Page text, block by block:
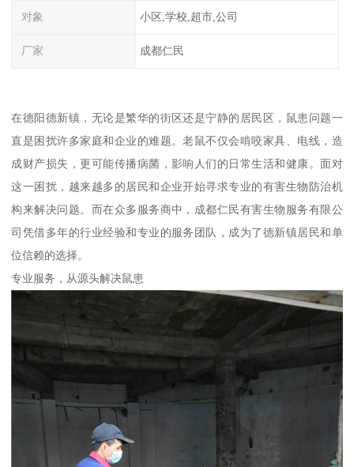
对象 小区,学校,超市,公司
厂家 成都仁民
在德阳德新镇，无论是繁华的街区还是宁静的居民区，鼠患问题一
直是困扰许多家庭和企业的难题。老鼠不仅会啃咬家具、电线，造
成财产损失，更可能传播病菌，影响人们的日常生活和健康。面对
这一困扰，越来越多的居民和企业开始寻求专业的有害生物防治机
构来解决问题。而在众多服务商中，成都仁民有害生物服务有限公
司凭借多年的行业经验和专业的服务团队，成为了德新镇居民和单
位信赖的选择。
专业服务，从源头解决鼠患